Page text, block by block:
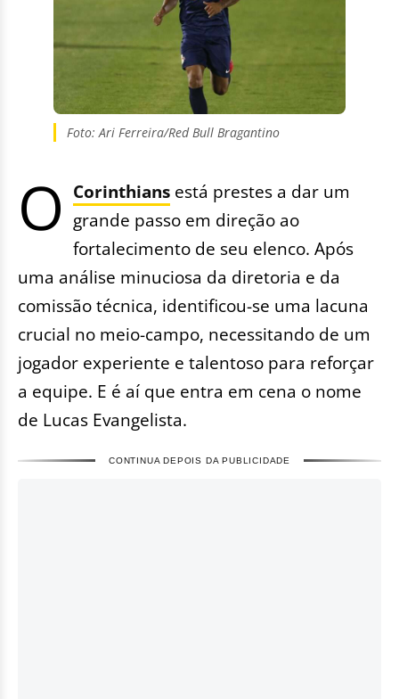
Foto: Ari Ferreira/Red Bull Bragantino
O Corinthians está prestes a dar um
grande passo em direção ao
fortalecimento de seu elenco. Após
uma análise minuciosa da diretoria e da
comissão técnica, identificou-se uma lacuna
crucial no meio-campo, necessitando de um
jogador experiente e talentoso para reforçar
a equipe. E é aí que entra em cena o nome
de Lucas Evangelista.
CONTINUA DEPOIS DA PUBLICIDADE